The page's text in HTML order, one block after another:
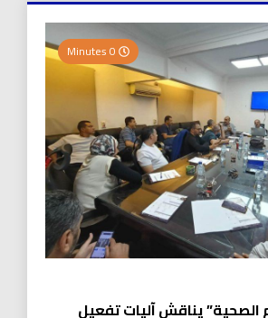
يناقش آليات تفعيل